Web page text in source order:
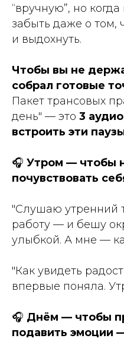
“вручную”, но
забыть даже о том,
и выдохнуть.
Чтобы вы не
собрал готовые
Пакет трансовых
день" — это 3
встроить эти
🎧 Утром — чтобы
почувствовать
"Слушаю утренний
работу — и бешу
улыбкой. А мне —
"Как увидеть
впервые поняла.
🎧 Днём — чтобы
подавить эмоции